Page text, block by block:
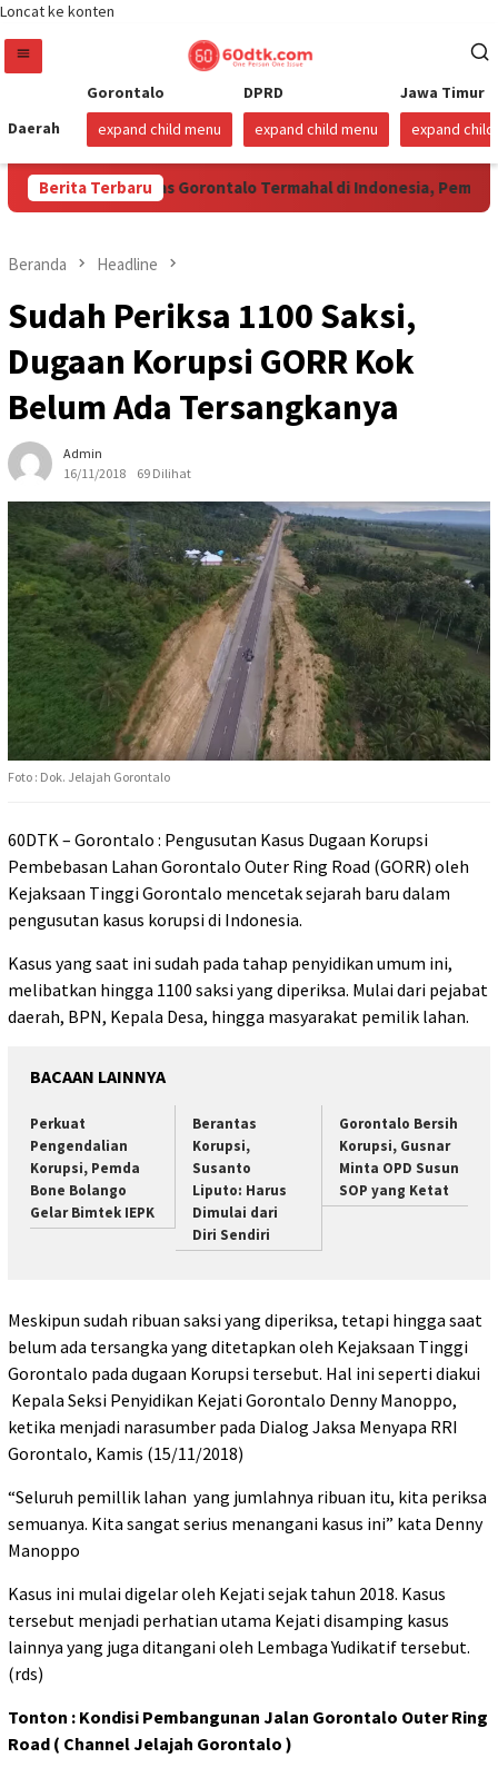
Loncat ke konten
Daerah
Gorontalo
expand child menu
DPRD
expand child menu
Jawa Timur
expand child
Berita Terbaru
Hari Harga Beras Gorontalo Termahal di Indonesia, Pemprov
Beranda Headline
Sudah Periksa 1100 Saksi,
Dugaan Korupsi GORR Kok
Belum Ada Tersangkanya
Admin
16/11/2018
69 Dilihat
Foto : Dok. Jelajah Gorontalo
60DTK – Gorontalo : Pengusutan Kasus Dugaan Korupsi
Pembebasan Lahan Gorontalo Outer Ring Road (GORR) oleh
Kejaksaan Tinggi Gorontalo mencetak sejarah baru dalam
pengusutan kasus korupsi di Indonesia.
Kasus yang saat ini sudah pada tahap penyidikan umum ini,
melibatkan hingga 1100 saksi yang diperiksa. Mulai dari pejabat
daerah, BPN, Kepala Desa, hingga masyarakat pemilik lahan.
BACAAN LAINNYA
Perkuat
Pengendalian
Korupsi, Pemda
Bone Bolango
Gelar Bimtek IEPK
Berantas
Korupsi,
Susanto
Liputo: Harus
Dimulai dari
Diri Sendiri
Gorontalo Bersih
Korupsi, Gusnar
Minta OPD Susun
SOP yang Ketat
Meskipun sudah ribuan saksi yang diperiksa, tetapi hingga saat
belum ada tersangka yang ditetapkan oleh Kejaksaan Tinggi
Gorontalo pada dugaan Korupsi tersebut. Hal ini seperti diakui
Kepala Seksi Penyidikan Kejati Gorontalo Denny Manoppo,
ketika menjadi narasumber pada Dialog Jaksa Menyapa RRI
Gorontalo, Kamis (15/11/2018)
“Seluruh pemillik lahan yang jumlahnya ribuan itu, kita periksa
semuanya. Kita sangat serius menangani kasus ini” kata Denny
Manoppo
Kasus ini mulai digelar oleh Kejati sejak tahun 2018. Kasus
tersebut menjadi perhatian utama Kejati disamping kasus
lainnya yang juga ditangani oleh Lembaga Yudikatif tersebut.
(rds)
Tonton : Kondisi Pembangunan Jalan Gorontalo Outer Ring
Road ( Channel Jelajah Gorontalo )